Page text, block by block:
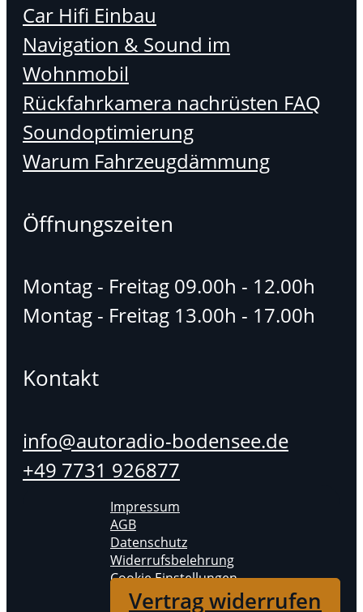
Car Hifi Einbau
Navigation & Sound im
Wohnmobil
Rückfahrkamera nachrüsten FAQ
Soundoptimierung
Warum Fahrzeugdämmung
Öffnungszeiten
Montag - Freitag 09.00h - 12.00h
Montag - Freitag 13.00h - 17.00h
Kontakt
info@autoradio-bodensee.de
+49 7731 926877
Impressum
AGB
Datenschutz
Widerrufsbelehrung
Cookie Einstellungen
Vertrag widerrufen